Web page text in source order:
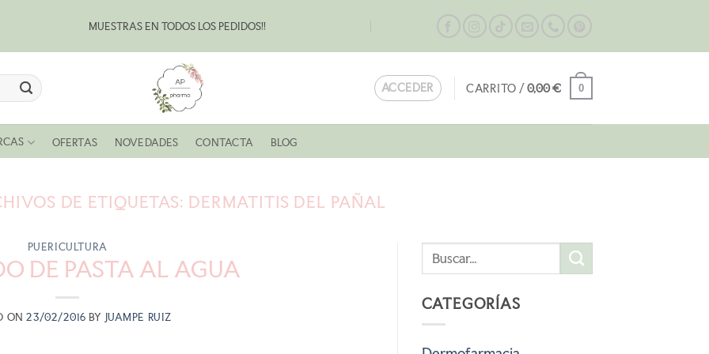
MUESTRAS EN TODOS LOS PEDIDOS!!
ACCEDER CARRITO /0,00€ 0
OFERTAS NOVEDADES CONTACTA BLOG
DE ETIQUETAS: DERMATITIS DEL PAÑAL
PUERICULTURA
DE PASTA AL AGUA
ON23/02/2016 BY JUAMPE RUIZ
CATEGORÍAS